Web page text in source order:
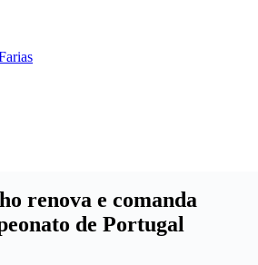
renova e comanda
de Portugal